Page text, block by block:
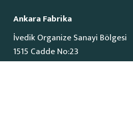
Ankara Fabrika
İvedik Organize Sanayi Bölgesi
1515 Cadde No:23
Yenimahalle / Ankara